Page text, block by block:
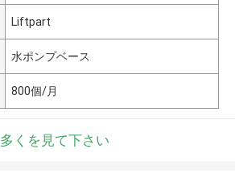
Liftpart
水ポンプベース
800個/月
多くを見て下さい